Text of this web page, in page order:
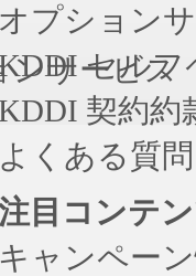
ンサービス
オプション
セルフ
KDDI 契約約
よくある質問
目コンテ
キャンペー